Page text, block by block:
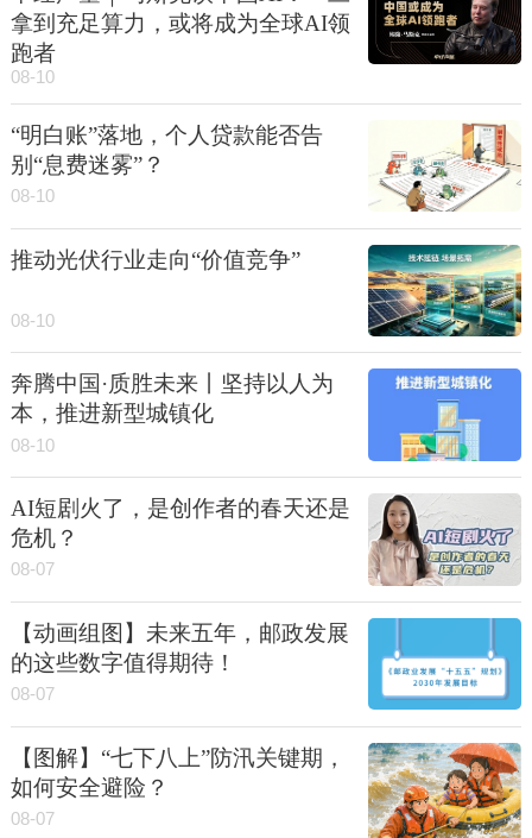
拿到充足算力，或将成为全球AI领
跑者
08-10
“明白账”落地，个人贷款能否告
别“息费迷雾”？
08-10
推动光伏行业走向“价值竞争”
08-10
奔腾中国·质胜未来丨坚持以人为
本，推进新型城镇化
08-10
AI短剧火了，是创作者的春天还是
危机？
08-07
【动画组图】未来五年，邮政发展
的这些数字值得期待！
08-07
【图解】“七下八上”防汛关键期，
如何安全避险？
08-07